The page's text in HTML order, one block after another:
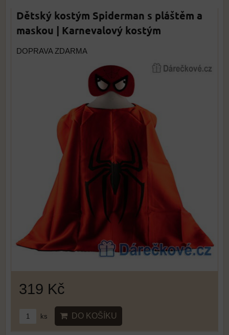
Dětský kostým Spiderman s pláštěm a
maskou | Karnevalový kostým
DOPRAVA ZDARMA
319 Kč
ks DO KOŠÍKU